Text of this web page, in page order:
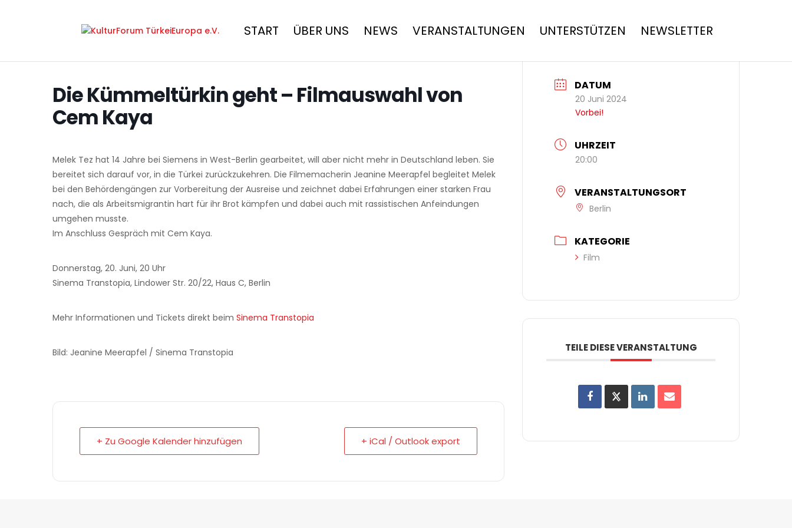
START ÜBER UNS NEWS VERANSTALTUNGEN UNTERSTÜTZEN NEWSLETTER
Die Kümmeltürkin geht – Filmauswahl von
Cem Kaya
Melek Tez hat 14 Jahre bei Siemens in West-Berlin gearbeitet, will aber nicht mehr in Deutschland leben. Sie
bereitet sich darauf vor, in die Türkei zurückzukehren. Die Filmemacherin Jeanine Meerapfel begleitet Melek
bei den Behördengängen zur Vorbereitung der Ausreise und zeichnet dabei Erfahrungen einer starken Frau
nach, die als Arbeitsmigrantin hart für ihr Brot kämpfen und dabei auch mit rassistischen Anfeindungen
umgehen musste.
Im Anschluss Gespräch mit Cem Kaya.
Donnerstag, 20. Juni, 20 Uhr
Sinema Transtopia, Lindower Str. 20/22, Haus C, Berlin
Mehr Informationen und Tickets direkt beim Sinema Transtopia
Bild: Jeanine Meerapfel / Sinema Transtopia
+ Zu Google Kalender hinzufügen + iCal / Outlook export
DATUM
20 Juni 2024
Vorbei!
UHRZEIT
20:00
VERANSTALTUNGSORT
Berlin
KATEGORIE
Film
TEILE DIESE VERANSTALTUNG